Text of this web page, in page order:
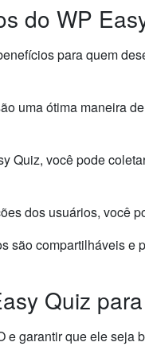
do WP
para quem
uma ótima maneira
Quiz, você pode
dos usuários, você
são compartilháveis
Quiz
e garantir que ele